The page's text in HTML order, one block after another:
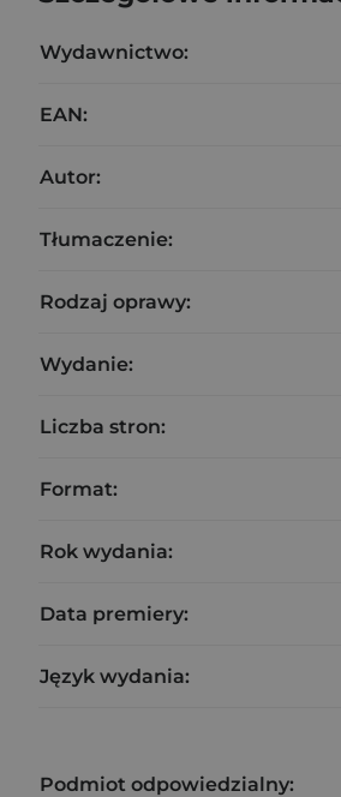
Wydawnictwo:
EAN:
Autor:
Tłumaczenie:
Rodzaj oprawy:
Wydanie:
Liczba stron:
Format:
Rok wydania:
Data premiery:
Język wydania:
Podmiot odpowiedzialny: